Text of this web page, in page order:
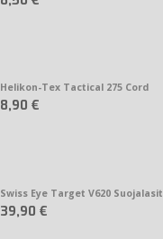
Helikon-Tex Tactical 275 Cord
8,90 €
Swiss Eye Target V620 Suojalasit
39,90 €